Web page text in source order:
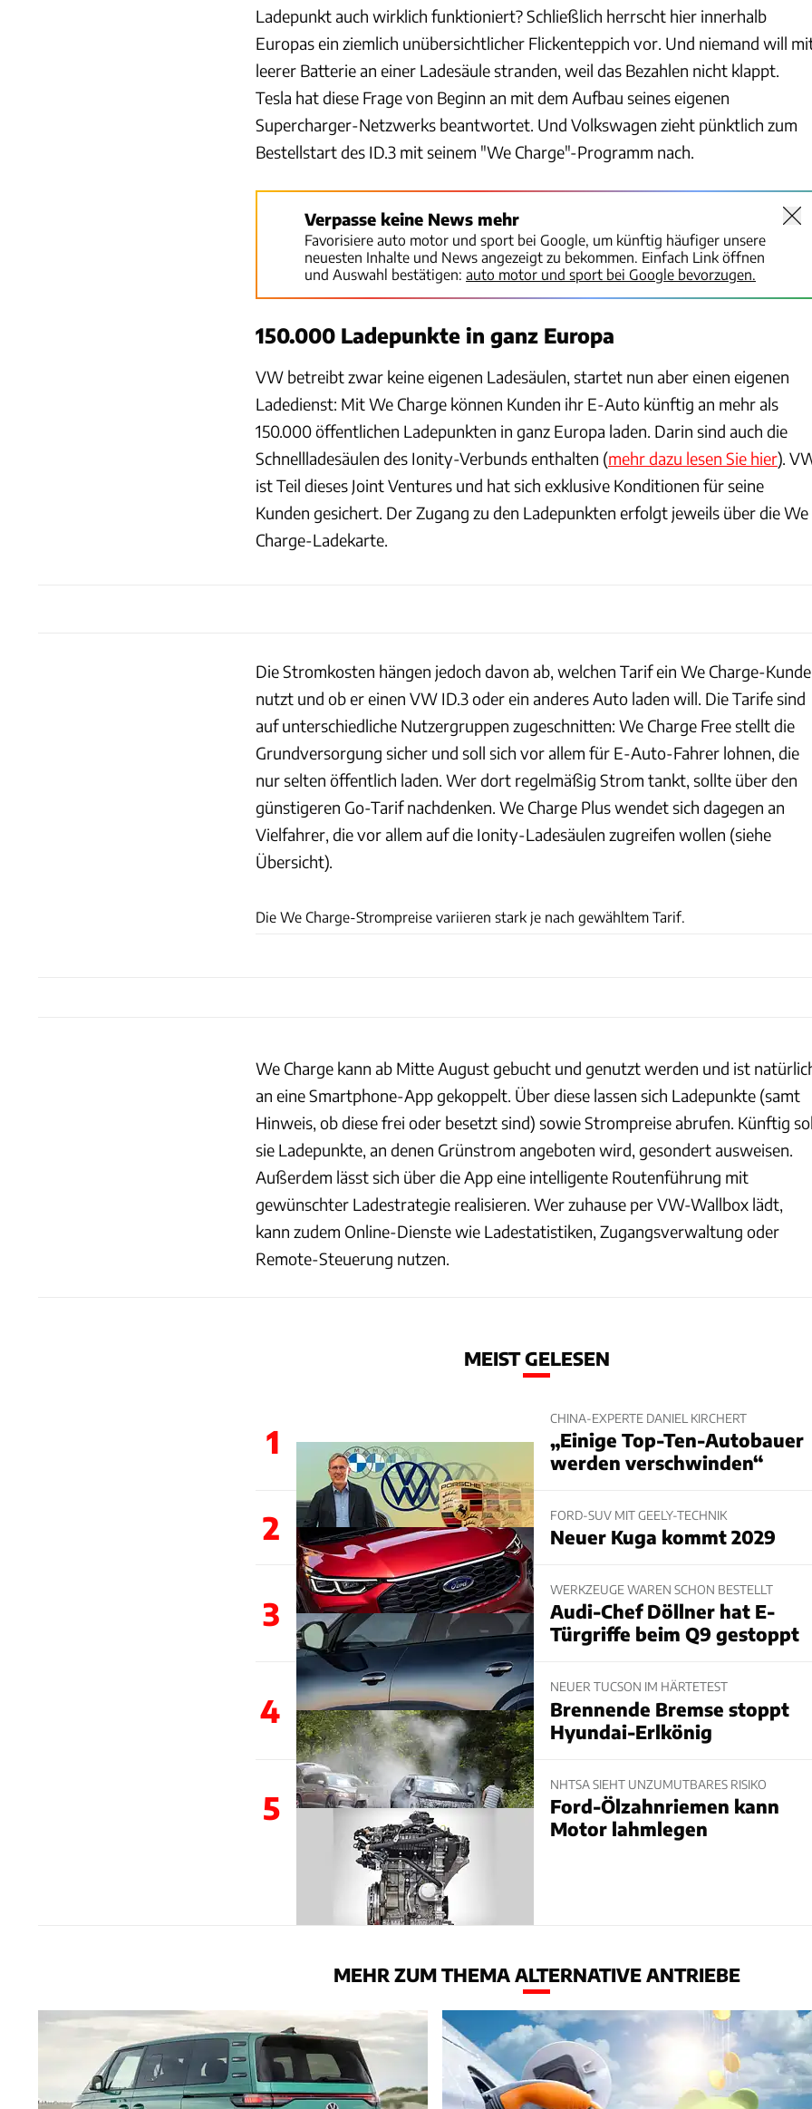
Ladepunkt auch wirklich funktioniert? Schließlich herrscht hier innerhalb
Europas ein ziemlich unübersichtlicher Flickenteppich vor. Und niemand will
leerer Batterie an einer Ladesäule stranden, weil das Bezahlen nicht klappt.
Tesla hat diese Frage von Beginn an mit dem Aufbau seines eigenen
Supercharger-Netzwerks beantwortet. Und Volkswagen zieht pünktlich zum
Bestellstart des ID.3 mit seinem "We Charge"-Programm nach.
Verpasse keine News mehr
Favorisiere auto motor und sport bei Google, um künftig häufiger unsere
neuesten Inhalte und News angezeigt zu bekommen. Einfach Link öffnen
und Auswahl bestätigen: auto motor und sport bei Google bevorzugen.
150.000 Ladepunkte in ganz Europa
VW betreibt zwar keine eigenen Ladesäulen, startet nun aber einen eigenen
Ladedienst: Mit We Charge können Kunden ihr E-Auto künftig an mehr als
150.000 öffentlichen Ladepunkten in ganz Europa laden. Darin sind auch die
Schnellladesäulen des Ionity-Verbunds enthalten (mehr dazu lesen Sie hier).
ist Teil dieses Joint Ventures und hat sich exklusive Konditionen für seine
Kunden gesichert. Der Zugang zu den Ladepunkten erfolgt jeweils über die We
Charge-Ladekarte.
Die Stromkosten hängen jedoch davon ab, welchen Tarif ein We Charge-Kunde
nutzt und ob er einen VW ID.3 oder ein anderes Auto laden will. Die Tarife sind
auf unterschiedliche Nutzergruppen zugeschnitten: We Charge Free stellt die
Grundversorgung sicher und soll sich vor allem für E-Auto-Fahrer lohnen, die
nur selten öffentlich laden. Wer dort regelmäßig Strom tankt, sollte über den
günstigeren Go-Tarif nachdenken. We Charge Plus wendet sich dagegen an
Vielfahrer, die vor allem auf die Ionity-Ladesäulen zugreifen wollen (siehe
Übersicht).
Die We Charge-Strompreise variieren stark je nach gewähltem Tarif.
We Charge kann ab Mitte August gebucht und genutzt werden und ist
an eine Smartphone-App gekoppelt. Über diese lassen sich Ladepunkte (samt
Hinweis, ob diese frei oder besetzt sind) sowie Strompreise abrufen. Künftig
sie Ladepunkte, an denen Grünstrom angeboten wird, gesondert ausweisen.
Außerdem lässt sich über die App eine intelligente Routenführung mit
gewünschter Ladestrategie realisieren. Wer zuhause per VW-Wallbox lädt,
kann zudem Online-Dienste wie Ladestatistiken, Zugangsverwaltung oder
Remote-Steuerung nutzen.
MEIST GELESEN
1
CHINA-EXPERTE DANIEL KIRCHERT
„Einige Top-Ten-Autobauer
werden verschwinden“
2 FORD-SUV MIT GEELY-TECHNIK
Neuer Kuga kommt 2029
3
WERKZEUGE WAREN SCHON BESTELLT
Audi-Chef Döllner hat E-
Türgriffe beim Q9 gestoppt
4
NEUER TUCSON IM HÄRTETEST
Brennende Bremse stoppt
Hyundai-Erlkönig
5
NHTSA SIEHT UNZUMUTBARES RISIKO
Ford-Ölzahnriemen kann
Motor lahmlegen
MEHR ZUM THEMA ALTERNATIVE ANTRIEBE